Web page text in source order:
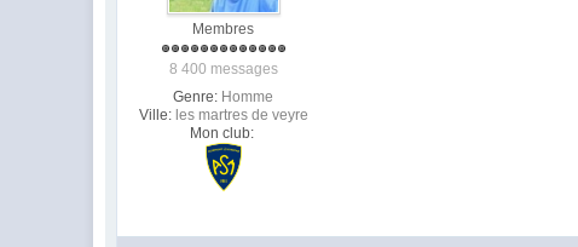
Membres
8 400 messages
Genre: Homme
Ville: les martres de veyre
Mon club: